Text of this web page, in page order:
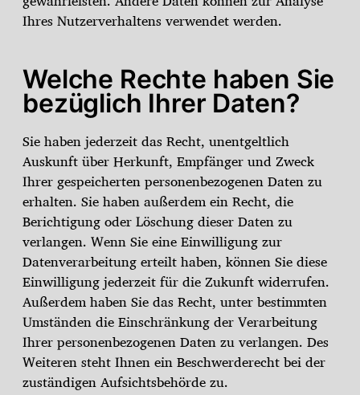
Ihres Nutzerverhaltens verwendet werden.
Welche Rechte haben Sie
bezüglich Ihrer Daten?
Sie haben jederzeit das Recht, unentgeltlich
Auskunft über Herkunft, Empfänger und Zweck
Ihrer gespeicherten personenbezogenen Daten zu
erhalten. Sie haben außerdem ein Recht, die
Berichtigung oder Löschung dieser Daten zu
verlangen. Wenn Sie eine Einwilligung zur
Datenverarbeitung erteilt haben, können Sie diese
Einwilligung jederzeit für die Zukunft widerrufen.
Außerdem haben Sie das Recht, unter bestimmten
Umständen die Einschränkung der Verarbeitung
Ihrer personenbezogenen Daten zu verlangen. Des
Weiteren steht Ihnen ein Beschwerderecht bei der
zuständigen Aufsichtsbehörde zu.